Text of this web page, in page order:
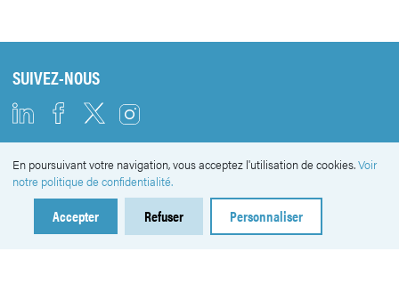
SUIVEZ-NOUS
NEWSLETTER
En poursuivant votre navigation, vous acceptez l'utilisation de cookies.Voir
notre politique de confidentialité.
Accepter Refuser Personnaliser